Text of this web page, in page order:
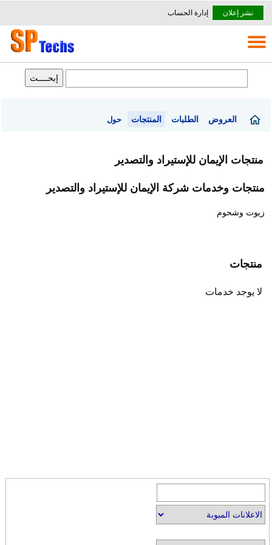
نشر إعلان إدارة الحساب
العروض الطلبات المنتجات حول
منتجات الإيمان للإستيراد والتصدير
منتجات وخدمات شركة الإيمان للإستيراد والتصدير
زيوت وشحوم
منتجات
لا يوجد خدمات